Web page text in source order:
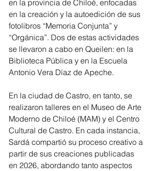
en la provincia de Chiloé, enfocadas
en la creación y la autoedición de sus
fotolibros “Memoria Conjunta” y
“Orgánica”. Dos de estas actividades
se llevaron a cabo en Queilen: en la
Biblioteca Pública y en la Escuela
Antonio Vera Díaz de Apeche.
En la ciudad de Castro, en tanto, se
realizaron talleres en el Museo de Arte
Moderno de Chiloé (MAM) y el Centro
Cultural de Castro. En cada instancia,
Sardá compartió su proceso creativo a
partir de sus creaciones publicadas
en 2026, abordando tanto aspectos